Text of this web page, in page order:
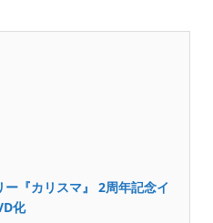
『カリスマ』 2周年記念イ
化